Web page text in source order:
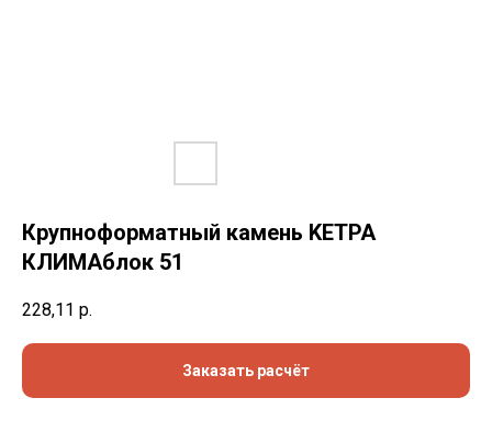
Крупноформатный камень KЕТРА
КЛИМАблок 51
228,11 р.
Заказать расчёт